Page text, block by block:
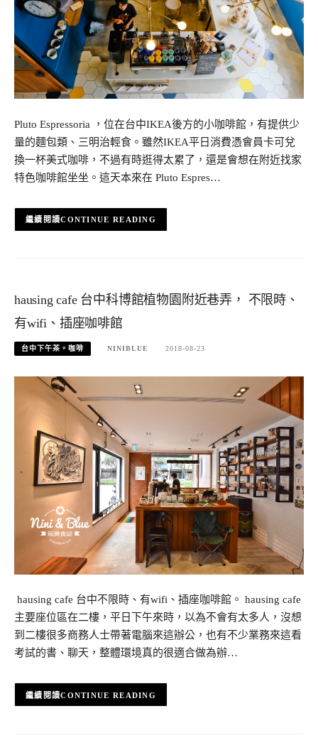
Pluto Espressoria ，位在台中IKEA後方的小咖啡館，有提供少
量的麵包類、三明治輕食。雖然IKEA平日消費憑會員卡可兌
換一杯美式咖啡，不過有時逛得太累了，還是會想在附近找家
特色咖啡館坐坐。這天本來在 Pluto Espres…
CONTINUE READING
hausing cafe 台中科博館植物園附近巷弄， 不限時、
有wifi、插座咖啡館
台中下午茶。咖啡 NINIBLUE 2018-08-23
hausing cafe 台中不限時、有wifi、插座咖啡館。 hausing cafe
主要座位區在二樓，平日下午來時，以為不會有太多人，沒想
到二樓很多商務人士帶著電腦來這辦公，也有不少業務來這看
考試的書、聊天，整體環境真的很適合做為辦…
CONTINUE READING